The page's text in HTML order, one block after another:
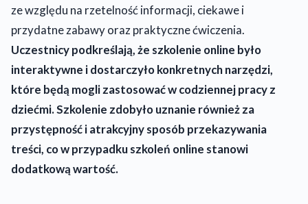
ze względu na rzetelność informacji, ciekawe i
przydatne zabawy oraz praktyczne ćwiczenia.
Uczestnicy podkreślają, że szkolenie online było
interaktywne i dostarczyło konkretnych narzędzi,
które będą mogli zastosować w codziennej pracy z
dziećmi. Szkolenie zdobyło uznanie również za
przystępność i atrakcyjny sposób przekazywania
treści, co w przypadku szkoleń online stanowi
dodatkową wartość.